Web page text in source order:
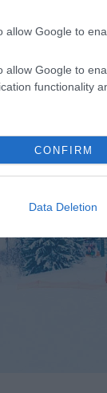
allow Google to
allow Google to
functionality
CONFIRM
Data Deletion